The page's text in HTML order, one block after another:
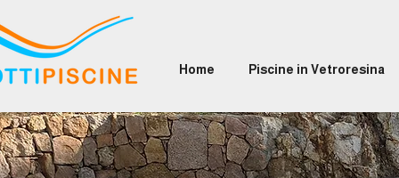
Home Piscine in Vetroresina